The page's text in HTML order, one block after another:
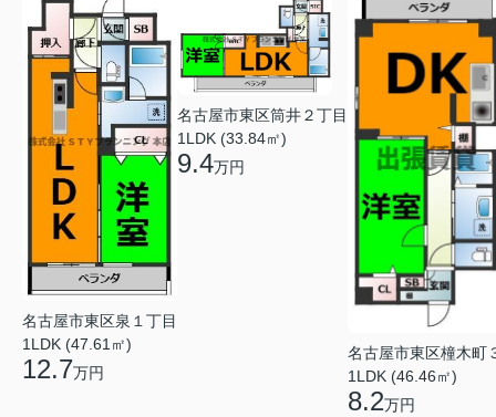
名古屋市東区泉１丁目
1LDK (47.61㎡)
12.7万円
名古屋市東区筒井２丁目
1LDK (33.84㎡)
9.4万円
名古屋市東区橦木町
1LDK (46.46㎡)
8.2万円